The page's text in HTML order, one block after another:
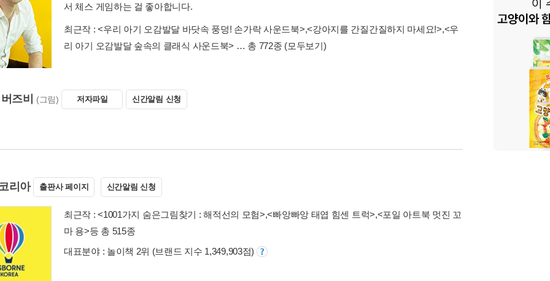
서 체스 게임하는 걸 좋아합니다.
최근작 :<우리 아기 오감발달 바닷속 풍덩! 손가락 사운드북>,<강아지를 간질간질하지 마세요!>,<우
리 아기 오감발달 숲속의 클래식 사운드북> … 총 772종 (모두보기)
즈비 (그림) 저자파일 신간알림 신청
리아 출판사 페이지 신간알림 신청
최근작 :<1001가지 숨은그림찾기 : 해적선의 모험>,<빠앙빠앙 태엽 힘센 트럭>,<포일 아트북 멋진 꼬
마 용>등 총 515종
대표분야 : 놀이책 2위 (브랜드 지수 1,349,903점)